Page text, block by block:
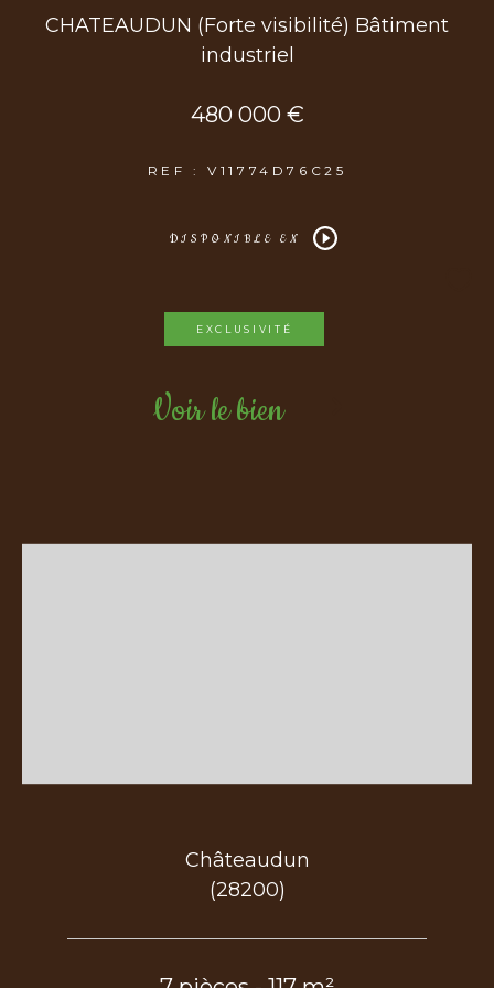
CHATEAUDUN (Forte visibilité) Bâtiment
industriel
480 000 €
REF : V11774D76C25
DISPONIBLE EN
EXCLUSIVITÉ
Voir le bien
Châteaudun
(28200)